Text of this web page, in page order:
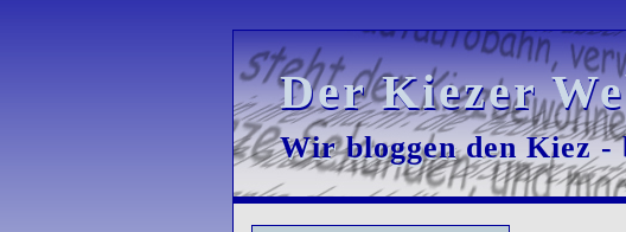
Der Kiezer
Der Kiezer
Wir bloggen den Kiez -
Wir bloggen den Kiez -